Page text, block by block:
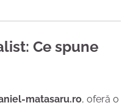
Ce spune
matasaru.ro, oferă o